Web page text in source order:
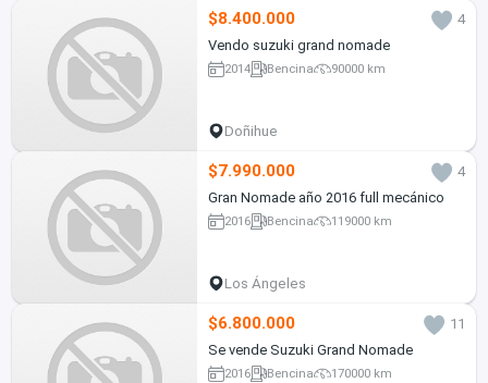
$8.400.000
4
Vendo suzuki grand nomade
2014 Bencina 90000 km
Doñihue
$7.990.000
4
Gran Nomade año 2016 full mecánico
2016 Bencina 119000 km
Los Ángeles
$6.800.000
11
Se vende Suzuki Grand Nomade
2016 Bencina 170000 km